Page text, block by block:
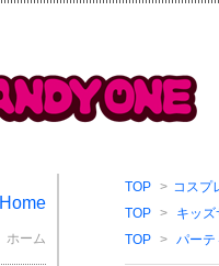
TOP > コスプ
TOP >
キッ
TOP > パーテ
Home
ホーム